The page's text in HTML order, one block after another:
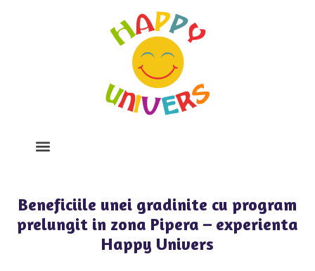
Beneficiile unei gradinite cu program
prelungit in zona Pipera – experienta
Happy Univers